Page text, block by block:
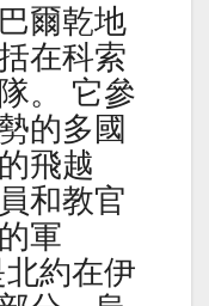
爾乾地
在科索
。 它參
的多國
飛越
和教官
軍
約在伊